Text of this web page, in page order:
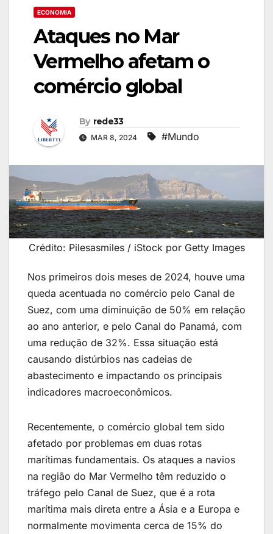
ECONOMIA
Ataques no Mar
Vermelho afetam o
comércio global
By rede33
MAR 8, 2024 #Mundo
Crédito: Pilesasmiles / iStock por Getty Images
Nos primeiros dois meses de 2024, houve uma
queda acentuada no comércio pelo Canal de
Suez, com uma diminuição de 50% em relação
ao ano anterior, e pelo Canal do Panamá, com
uma redução de 32%. Essa situação está
causando distúrbios nas cadeias de
abastecimento e impactando os principais
indicadores macroeconômicos.
Recentemente, o comércio global tem sido
afetado por problemas em duas rotas
marítimas fundamentais. Os ataques a navios
na região do Mar Vermelho têm reduzido o
tráfego pelo Canal de Suez, que é a rota
marítima mais direta entre a Ásia e a Europa e
normalmente movimenta cerca de 15% do